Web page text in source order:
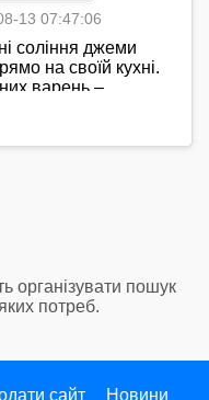
13 07:47:06
соління джеми
на своїй кухні.
варень –
економить кошти а
власних кулінарних
рідних і друзів./
для
щодо
організувати пошук
потреб.
сайт Новини